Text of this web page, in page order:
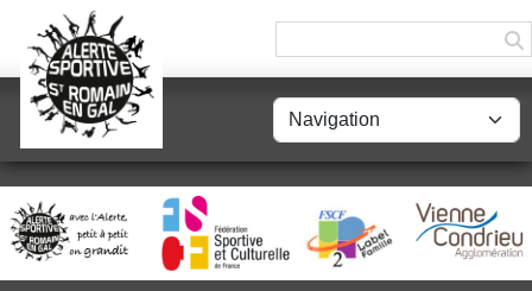
Panneau de gestion des cookies